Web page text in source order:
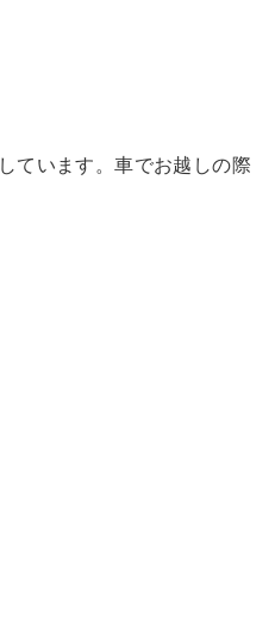
ています。車でお越しの際